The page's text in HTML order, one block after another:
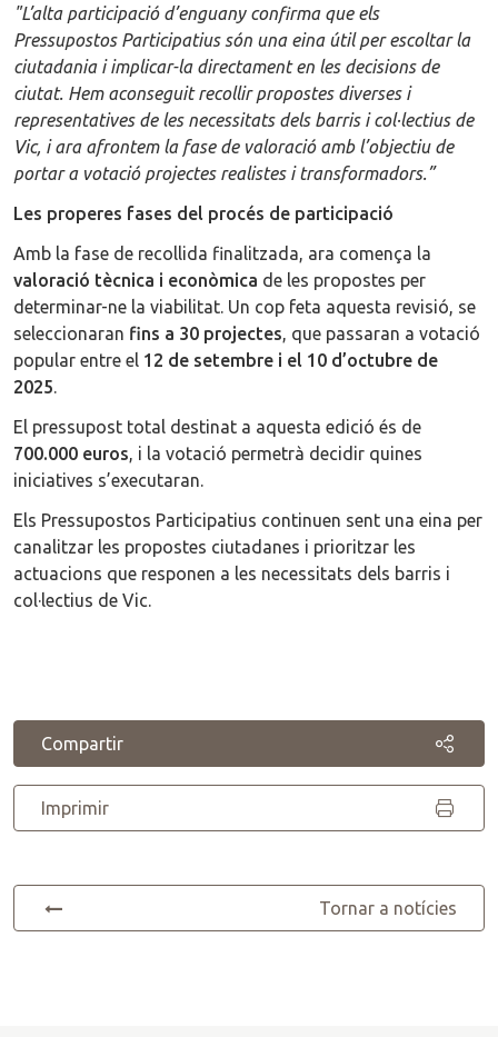
"L’alta participació d’enguany confirma que els
Pressupostos Participatius són una eina útil per escoltar la
ciutadania i implicar-la directament en les decisions de
ciutat. Hem aconseguit recollir propostes diverses i
representatives de les necessitats dels barris i col·lectius de
Vic, i ara afrontem la fase de valoració amb l’objectiu de
portar a votació projectes realistes i transformadors.”
Les properes fases del procés de participació
Amb la fase de recollida finalitzada, ara comença la
valoració tècnica i econòmica de les propostes per
determinar-ne la viabilitat. Un cop feta aquesta revisió, se
seleccionaran fins a 30 projectes, que passaran a votació
popular entre el 12 de setembre i el 10 d’octubre de
2025.
El pressupost total destinat a aquesta edició és de
700.000 euros, i la votació permetrà decidir quines
iniciatives s’executaran.
Els Pressupostos Participatius continuen sent una eina per
canalitzar les propostes ciutadanes i prioritzar les
actuacions que responen a les necessitats dels barris i
col·lectius de Vic.
Compartir
Imprimir
Tornar a notícies